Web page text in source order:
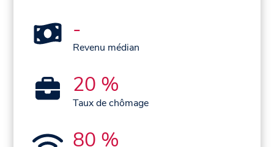
-
Revenu médian
20 %
Taux de chômage
80 %